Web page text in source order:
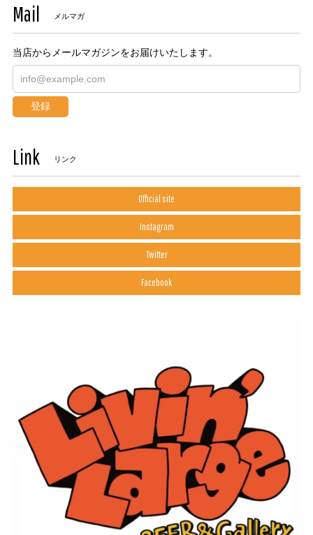
Mail メルマガ
当店からメールマガジンをお届けいたします。
登録
Link リンク
Official site
Instagram
Twitter
Facebook